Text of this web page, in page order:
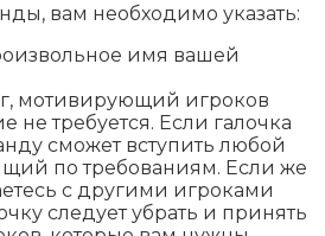
вам необходимо указать:
имя вашей
мотивирующий игроков
не требуется. Если галочка
сможет вступить любой
по требованиям. Если же
с другими игроками
следует убрать и принять